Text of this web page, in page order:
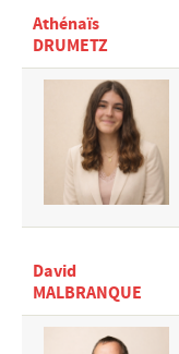
Athénaïs
DRUMETZ
David
MALBRANQUE